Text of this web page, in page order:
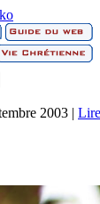
2003 |